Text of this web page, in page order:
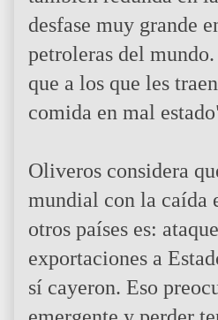
desfase muy grande
petroleras del
que a los que les
comida en mal
Oliveros considera
mundial con la caída
otros países es:
exportaciones a
sí cayeron. Eso